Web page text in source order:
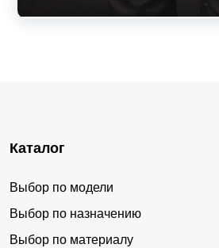
Каталог
Выбор по модели
Выбор по назначению
Выбор по материалу